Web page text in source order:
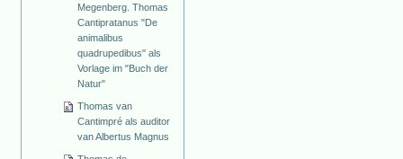
Megenberg. Thomas
Cantipratanus "De
animalibus
quadrupedibus" als
Vorlage im "Buch der
Natur"
Thomas van
Cantimpré als auditor
van Albertus Magnus